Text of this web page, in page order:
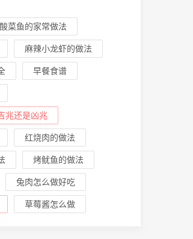
酸菜鱼的家常做法
麻辣小龙虾的做法
早餐食谱
兆还是凶兆
红烧肉的做法
烤鱿鱼的做法
兔肉怎么做好吃
草莓酱怎么做